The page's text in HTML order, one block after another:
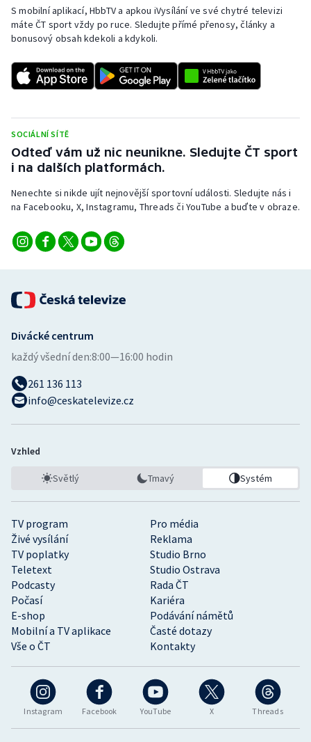
Rychlostní kanoistika
Short track
Stolní tenis
Triatlon
Veslování
Vodní slalom
Ostatní
S mobilní aplikací, HbbTV a apkou iVysílání ve své chytré televizi
máte ČT sport vždy po ruce. Sledujte přímé přenosy, články a
bonusový obsah kdekoli a kdykoli.
SOCIÁLNÍ SÍTĚ
Odteď vám už nic neunikne. Sledujte ČT sport
i na dalších platformách.
Nenechte si nikde ujít nejnovější sportovní události. Sledujte nás i
na Facebooku, X, Instagramu, Threads či YouTube a buďte v obraze.
Instagram Facebook YouTube X Threads
TV program
Pro média
Živé vysílání
Reklama
TV poplatky
Studio Brno
Teletext
Studio Ostrava
Podcasty
Rada ČT
Počasí
Kariéra
E-shop
Podávání námětů
Mobilní a TV aplikace
Časté dotazy
Vše o ČT
Kontakty
Divácké centrum
každý všední den:8:00—16:00 hodin
261 136 113
info@ceskatelevize.cz
Vzhled
Světlý Tmavý Systém